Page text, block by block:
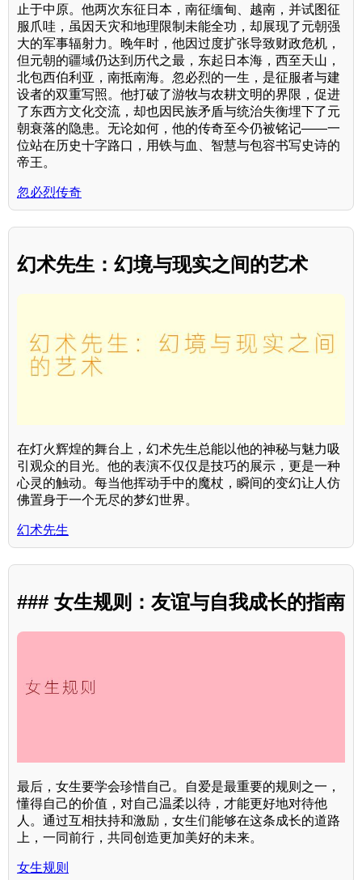
止于中原。他两次东征日本，南征缅甸、越南，并试图征
服爪哇，虽因天灾和地理限制未能全功，却展现了元朝强
大的军事辐射力。晚年时，他因过度扩张导致财政危机，
但元朝的疆域仍达到历代之最，东起日本海，西至天山，
北包西伯利亚，南抵南海。忽必烈的一生，是征服者与建
设者的双重写照。他打破了游牧与农耕文明的界限，促进
了东西方文化交流，却也因民族矛盾与统治失衡埋下了元
朝衰落的隐患。无论如何，他的传奇至今仍被铭记——一
位站在历史十字路口，用铁与血、智慧与包容书写史诗的
帝王。
忽必烈传奇
幻术先生：幻境与现实之间的艺术
在灯火辉煌的舞台上，幻术先生总能以他的神秘与魅力吸
引观众的目光。他的表演不仅仅是技巧的展示，更是一种
心灵的触动。每当他挥动手中的魔杖，瞬间的变幻让人仿
佛置身于一个无尽的梦幻世界。
幻术先生
### 女生规则：友谊与自我成长的指南
最后，女生要学会珍惜自己。自爱是最重要的规则之一，
懂得自己的价值，对自己温柔以待，才能更好地对待他
人。通过互相扶持和激励，女生们能够在这条成长的道路
上，一同前行，共同创造更加美好的未来。
女生规则